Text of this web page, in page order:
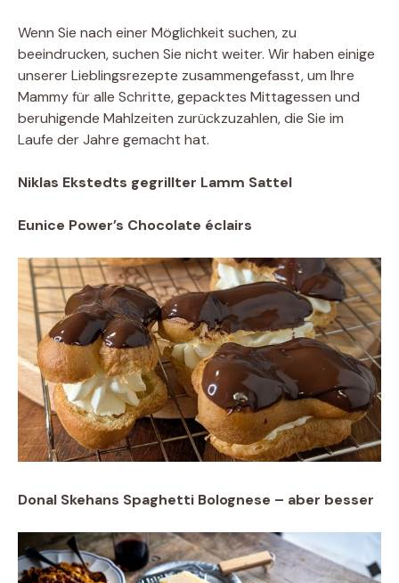
Wenn Sie nach einer Möglichkeit suchen, zu
beeindrucken, suchen Sie nicht weiter. Wir haben einige
unserer Lieblingsrezepte zusammengefasst, um Ihre
Mammy für alle Schritte, gepacktes Mittagessen und
beruhigende Mahlzeiten zurückzuzahlen, die Sie im
Laufe der Jahre gemacht hat.
Niklas Ekstedts gegrillter Lamm Sattel
Eunice Power’s Chocolate éclairs
Donal Skehans Spaghetti Bolognese – aber besser